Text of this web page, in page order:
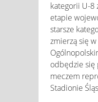
kategorii U-8
etapie
starsze
zmierzą się
odbędzie się
meczem
Stadionie